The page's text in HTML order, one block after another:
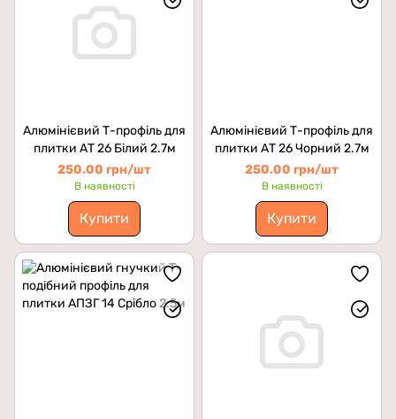
Алюмінієвий Т-профіль для
плитки АТ 26 Білий 2.7м
250.00 грн/шт
В наявності
Купити
Алюмінієвий Т-профіль для
плитки АТ 26 Чорний 2.7м
250.00 грн/шт
В наявності
Купити